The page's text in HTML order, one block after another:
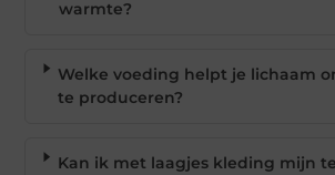
warmte?
Welke voeding helpt je lichaam
te produceren?
Kan ik met laagjes kleding mijn